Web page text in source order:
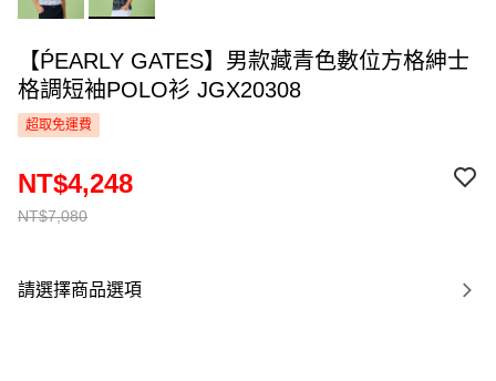
【ṔEARLY GATES】男款藏青色數位方格紳士
格調短袖POLO衫 JGX20308
超取免運費
NT$7,080
NT$4,248
請選擇商品選項